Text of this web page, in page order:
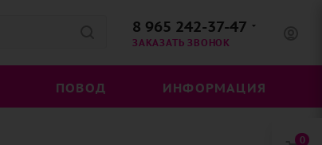
8 965 242-37-47
ЗАКАЗАТЬ ЗВОНОК
ПОВОД ИНФОРМАЦИЯ
0